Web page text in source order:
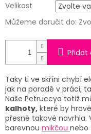
Velikost
Můžeme doručit do:
Přidat
Taky ti ve skříni chybí
jak na poradě v práci,
Naše Petruccya totiž
kalhoty, které by
přesně takové navrhla.
barevnou mikčou nebo